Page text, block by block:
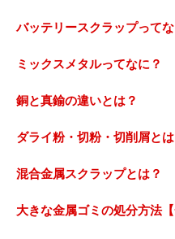
バッテリースクラップってな
ミックスメタルってなに？
銅と真鍮の違いとは？
ダライ粉・切粉・切削屑とは
混合金属スクラップとは？
大きな金属ゴミの処分方法【